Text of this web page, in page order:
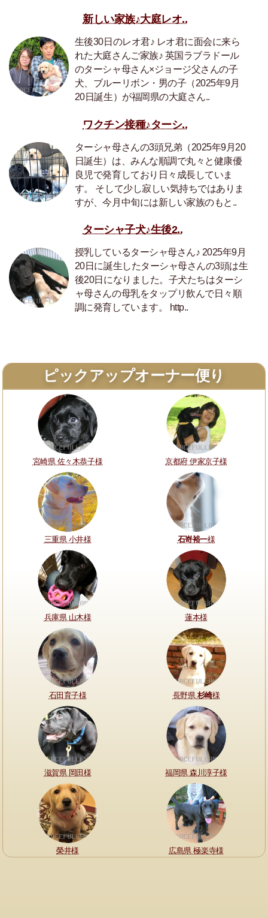
新しい家族♪大庭レオ..
生後30日のレオ君♪ レオ君に面会に来ら
れた大庭さんご家族♪ 英国ラブラドール
のターシャ母さん×ジョージ父さんの子
犬、ブルーリボン・男の子（2025年9月
20日誕生）が福岡県の大庭さん..
ワクチン接種♪ターシ..
ターシャ母さんの3頭兄弟（2025年9月20
日誕生）は、みんな順調で丸々と健康優
良児で発育しており日々成長していま
す。 そして少し寂しい気持ちではありま
すが、今月中旬には新しい家族のもと..
ターシャ子犬♪生後2..
授乳しているターシャ母さん♪ 2025年9月
20日に誕生したターシャ母さんの3頭は生
後20日になりました。子犬たちはターシ
ャ母さんの母乳をタップリ飲んで日々順
調に発育しています。 http..
ピックアップオーナー便り
宮崎県 佐々木恭子様 京都府 伊家京子様
三重県 小井様 石嵜裕一様
兵庫県 山木様 蓮本様
石田育子様 長野県 杉崎様
滋賀県 岡田様 福岡県 森川淳子様
榮井様 広島県 極楽寺様